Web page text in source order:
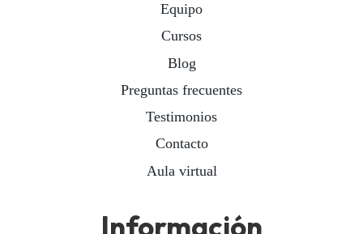
Equipo
Cursos
Blog
Preguntas frecuentes
Testimonios
Contacto
Aula virtual
Información